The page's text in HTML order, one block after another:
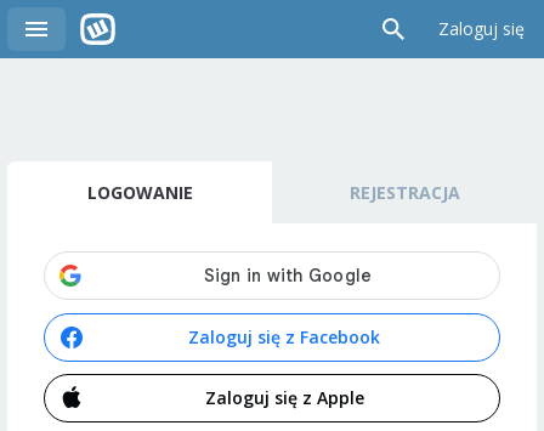
Zaloguj się
LOGOWANIE REJESTRACJA
Zaloguj się z Facebook
Zaloguj się z Apple